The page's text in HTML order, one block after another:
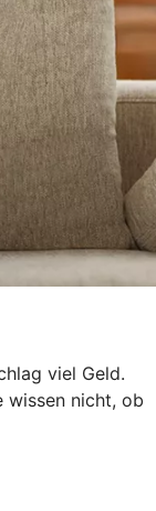
viel Geld.
wissen nicht, ob